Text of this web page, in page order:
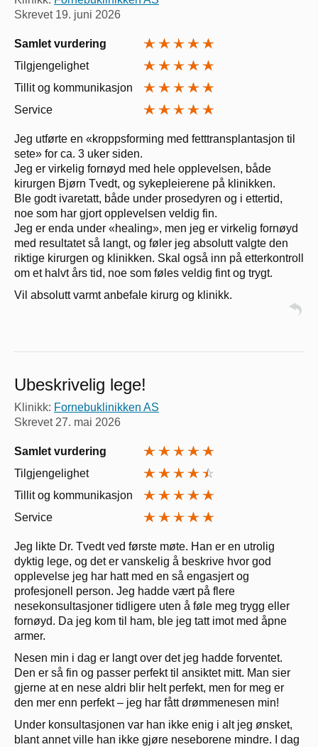
Skrevet 19. juni 2026
Samlet vurdering
Tilgjengelighet
Tillit og kommunikasjon
Service
Jeg utførte en «kroppsforming med fetttransplantasjon til
sete» for ca. 3 uker siden.
Jeg er virkelig fornøyd med hele opplevelsen, både
kirurgen Bjørn Tvedt, og sykepleierene på klinikken.
Ble godt ivaretatt, både under prosedyren og i ettertid,
noe som har gjort opplevelsen veldig fin.
Jeg er enda under «healing», men jeg er virkelig fornøyd
med resultatet så langt, og føler jeg absolutt valgte den
riktige kirurgen og klinikken. Skal også inn på etterkontroll
om et halvt års tid, noe som føles veldig fint og trygt.
Vil absolutt varmt anbefale kirurg og klinikk.
Ubeskrivelig lege!
Klinikk: Fornebuklinikken AS
Skrevet 27. mai 2026
Samlet vurdering
Tilgjengelighet
Tillit og kommunikasjon
Service
Jeg likte Dr. Tvedt ved første møte. Han er en utrolig
dyktig lege, og det er vanskelig å beskrive hvor god
opplevelse jeg har hatt med en så engasjert og
profesjonell person. Jeg hadde vært på flere
nesekonsultasjoner tidligere uten å føle meg trygg eller
fornøyd. Da jeg kom til ham, ble jeg tatt imot med åpne
armer.
Nesen min i dag er langt over det jeg hadde forventet.
Den er så fin og passer perfekt til ansiktet mitt. Man sier
gjerne at en nese aldri blir helt perfekt, men for meg er
den mer enn perfekt – jeg har fått drømmenesen min!
Under konsultasjonen var han ikke enig i alt jeg ønsket,
blant annet ville han ikke gjøre neseborene mindre. I dag